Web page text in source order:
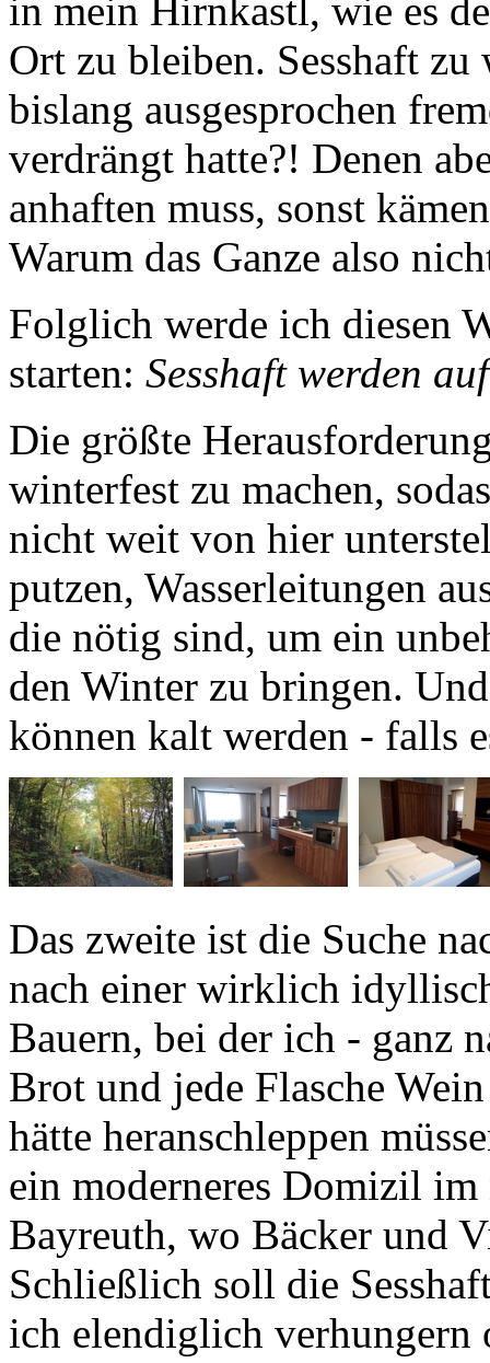
bislang ausgesprochen
verdrängt hatte?! Denen
anhaften muss, sonst
Warum das Ganze also
Folglich werde ich diesen
starten:Sesshaft werden
Die größte
winterfest zu machen,
nicht weit von hier
putzen, Wasserleitungen
die nötig sind, um ein
den Winter zu bringen.
können kalt werden - falls
Das zweite ist die Suche
nach einer wirklich
Bauern, bei der ich - ganz
Brot und jede Flasche
hätte heranschleppen
ein moderneres Domizil im
Bayreuth, wo Bäcker und
Schließlich soll die
ich elendiglich verhungern
ich gleich in der Sahara